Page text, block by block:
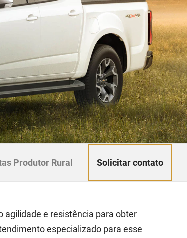
Produtor Rural Solicitar contato
agilidade e resistência para obter
especializado para esse